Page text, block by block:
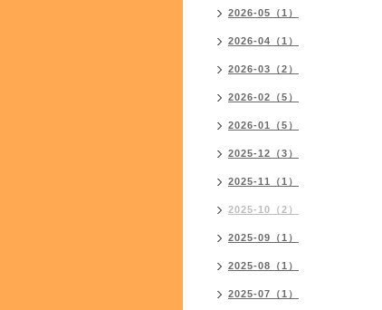
2026-05（1）
2026-04（1）
2026-03（2）
2026-02（5）
2026-01（5）
2025-12（3）
2025-11（1）
2025-10（2）
2025-09（1）
2025-08（1）
2025-07（1）